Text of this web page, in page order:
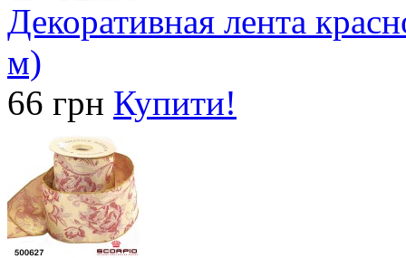
Декоративная лента
м)
66 грн Купити!